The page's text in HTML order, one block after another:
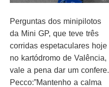
Perguntas dos minipilotos
da Mini GP, que teve três
corridas espetaculares hoje
no kartódromo de Valência,
vale a pena dar um confere.
Pecco:”Mantenho a calma